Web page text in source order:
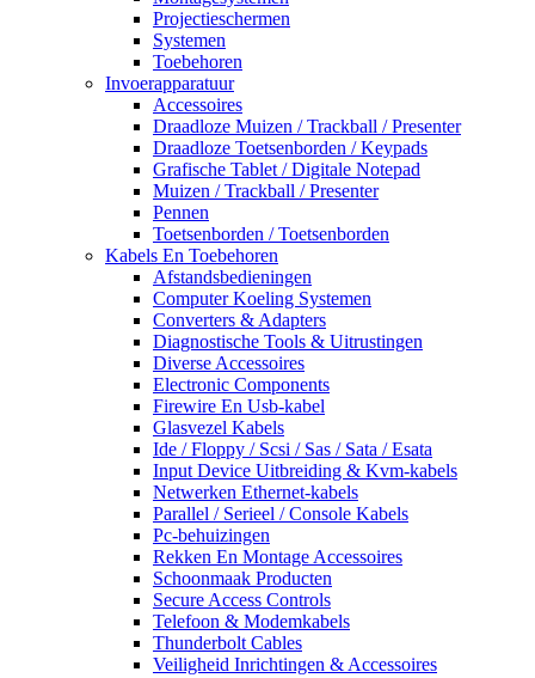
Projectieschermen
Systemen
Toebehoren
Invoerapparatuur
Accessoires
Draadloze Muizen / Trackball / Presenter
Draadloze Toetsenborden / Keypads
Grafische Tablet / Digitale Notepad
Muizen / Trackball / Presenter
Pennen
Toetsenborden / Toetsenborden
Kabels En Toebehoren
Afstandsbedieningen
Computer Koeling Systemen
Converters & Adapters
Diagnostische Tools & Uitrustingen
Diverse Accessoires
Electronic Components
Firewire En Usb-kabel
Glasvezel Kabels
Ide / Floppy / Scsi / Sas / Sata / Esata
Input Device Uitbreiding & Kvm-kabels
Netwerken Ethernet-kabels
Parallel / Serieel / Console Kabels
Pc-behuizingen
Rekken En Montage Accessoires
Schoonmaak Producten
Secure Access Controls
Telefoon & Modemkabels
Thunderbolt Cables
Veiligheid Inrichtingen & Accessoires